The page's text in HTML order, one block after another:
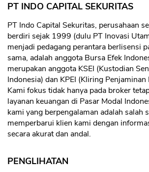
PT INDO CAPITAL SEKURITAS
PT Indo Capital Sekuritas, perusahaan
berdiri sejak 1999 (dulu PT Inovasi
menjadi pedagang perantara berlisensi
sama, adalah anggota Bursa Efek
merupakan anggota KSEI (Kustodian
Indonesia) dan KPEI (Kliring Penjaminan
Kami fokus tidak hanya pada broker
layanan keuangan di Pasar Modal
kami yang berpengalaman adalah salah
memperbarui klien kami dengan
secara akurat dan andal.
PENGLIHATAN